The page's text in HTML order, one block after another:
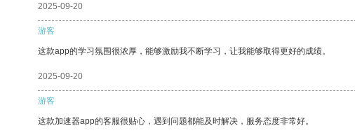
2025-09-20
游客
这款app的学习氛围很浓厚，能够激励我不断学习，让我能够取得更好的成绩。
2025-09-20
游客
这款加速器app的客服很贴心，遇到问题都能及时解决，服务态度非常好。